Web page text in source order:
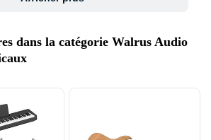
dans la catégorie Walrus Audio